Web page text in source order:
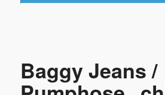
Baggy Jeans /